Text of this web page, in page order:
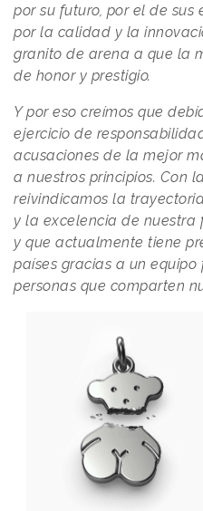
por su futuro, por el de
por la calidad y la
granito de arena a que la
de honor y prestigio.
Y por eso creímos que
ejercicio de
acusaciones de la mejor
a nuestros principios. Con
reivindicamos la
y la excelencia de nuestra
y que actualmente tiene
países gracias a un
personas que comparten